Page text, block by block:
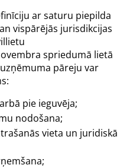
ar saturu piepilda
vispārējās jurisdikcijas
spriedumā lietā
pāreju var
pie ieguvēja;
nodošana;
vieta un juridiskā